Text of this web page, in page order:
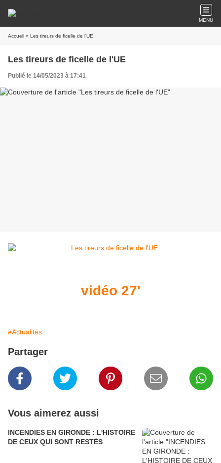
MENU
Accueil » Les tireurs de ficelle de l'UE
Les tireurs de ficelle de l'UE
Publié le 14/05/2023 à 17:41
vidéo 27'
#Actualités
Partager
Vous aimerez aussi
INCENDIES EN GIRONDE : L'HISTOIRE
DE CEUX QUI SONT RESTÉS